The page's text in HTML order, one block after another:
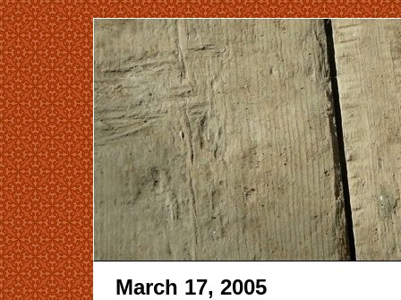
March 17, 2005